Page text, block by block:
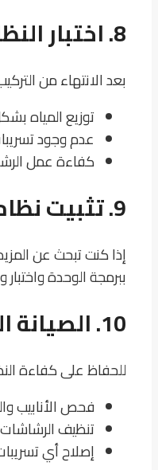
8. اختبار النظام
بعد الانتهاء من
توزيع المياه
عدم وجود
كفاءة عمل
9. تثبيت نظام تحكم آلي (اختياري)
إذا كنت تبحث عن
ببرمجة الوحدة
10. الصيانة الدورية
للحفاظ على كفاءة
فحص الأنابيب
تنظيف
إصلاح أي